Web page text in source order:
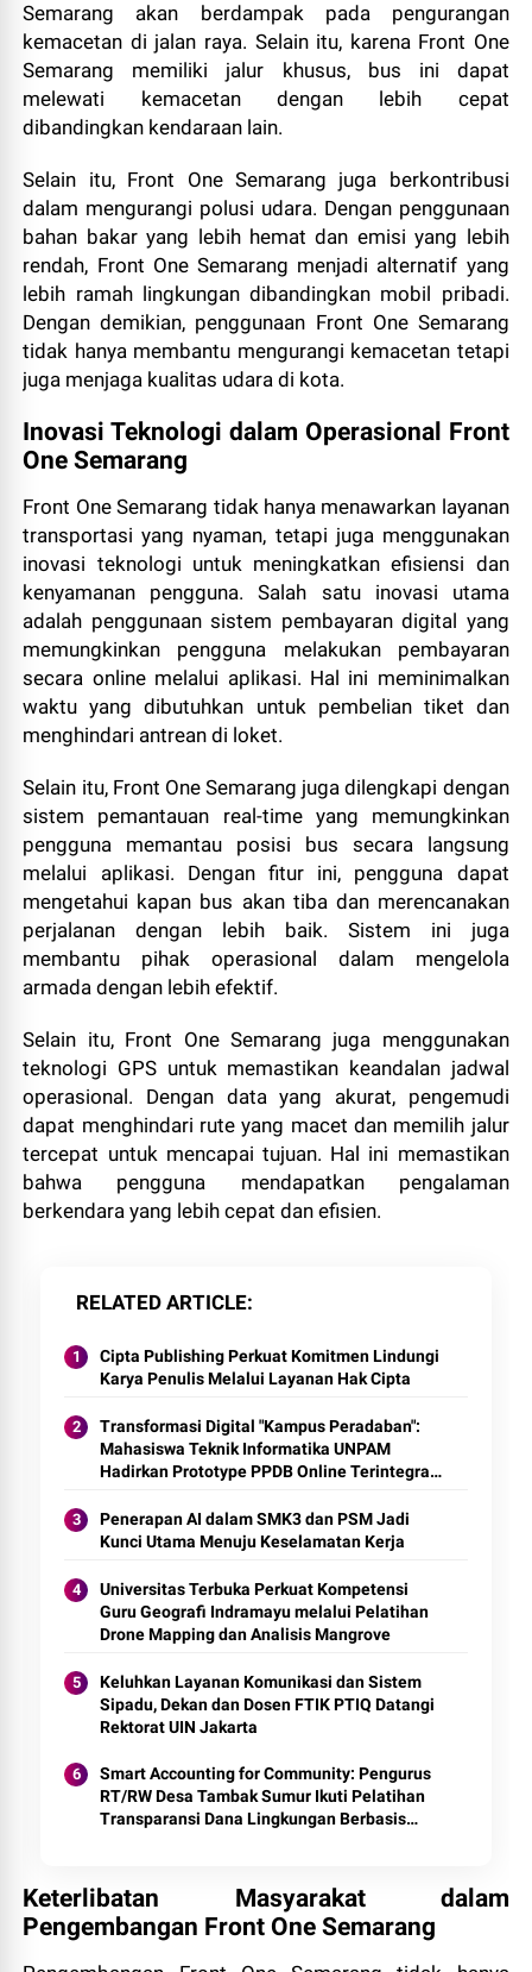
Semarang akan berdampak pada pengurangan
kemacetan di jalan raya. Selain itu, karena Front One
Semarang memiliki jalur khusus, bus ini dapat
melewati kemacetan dengan lebih cepat
dibandingkan kendaraan lain.
Selain itu, Front One Semarang juga berkontribusi
dalam mengurangi polusi udara. Dengan penggunaan
bahan bakar yang lebih hemat dan emisi yang lebih
rendah, Front One Semarang menjadi alternatif yang
lebih ramah lingkungan dibandingkan mobil pribadi.
Dengan demikian, penggunaan Front One Semarang
tidak hanya membantu mengurangi kemacetan tetapi
juga menjaga kualitas udara di kota.
Inovasi Teknologi dalam Operasional Front
One Semarang
Front One Semarang tidak hanya menawarkan layanan
transportasi yang nyaman, tetapi juga menggunakan
inovasi teknologi untuk meningkatkan efisiensi dan
kenyamanan pengguna. Salah satu inovasi utama
adalah penggunaan sistem pembayaran digital yang
memungkinkan pengguna melakukan pembayaran
secara online melalui aplikasi. Hal ini meminimalkan
waktu yang dibutuhkan untuk pembelian tiket dan
menghindari antrean di loket.
Selain itu, Front One Semarang juga dilengkapi dengan
sistem pemantauan real-time yang memungkinkan
pengguna memantau posisi bus secara langsung
melalui aplikasi. Dengan fitur ini, pengguna dapat
mengetahui kapan bus akan tiba dan merencanakan
perjalanan dengan lebih baik. Sistem ini juga
membantu pihak operasional dalam mengelola
armada dengan lebih efektif.
Selain itu, Front One Semarang juga menggunakan
teknologi GPS untuk memastikan keandalan jadwal
operasional. Dengan data yang akurat, pengemudi
dapat menghindari rute yang macet dan memilih jalur
tercepat untuk mencapai tujuan. Hal ini memastikan
bahwa pengguna mendapatkan pengalaman
berkendara yang lebih cepat dan efisien.
RELATED ARTICLE
Cipta Publishing Perkuat Komitmen Lindungi
Karya Penulis Melalui Layanan Hak Cipta
Transformasi Digital "Kampus Peradaban":
Mahasiswa Teknik Informatika UNPAM
Hadirkan Prototype PPDB Online Terintegrasi
Penerapan AI dalam SMK3 dan PSM Jadi
Kunci Utama Menuju Keselamatan Kerja
Universitas Terbuka Perkuat Kompetensi
Guru Geografi Indramayu melalui Pelatihan
Drone Mapping dan Analisis Mangrove
Keluhkan Layanan Komunikasi dan Sistem
Sipadu, Dekan dan Dosen FTIK PTIQ Datangi
Rektorat UIN Jakarta
Smart Accounting for Community: Pengurus
RT/RW Desa Tambak Sumur Ikuti Pelatihan
Transparansi Dana Lingkungan Berbasis
Keterlibatan Masyarakat dalam
Pengembangan Front One Semarang